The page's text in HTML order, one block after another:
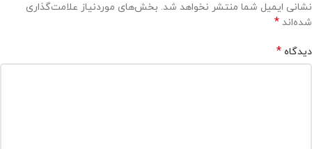
نشانی ایمیل شما منتشر نخواهد شد. بخش‌های موردنیاز علامت‌گذاری
شده‌اند *
دیدگاه *